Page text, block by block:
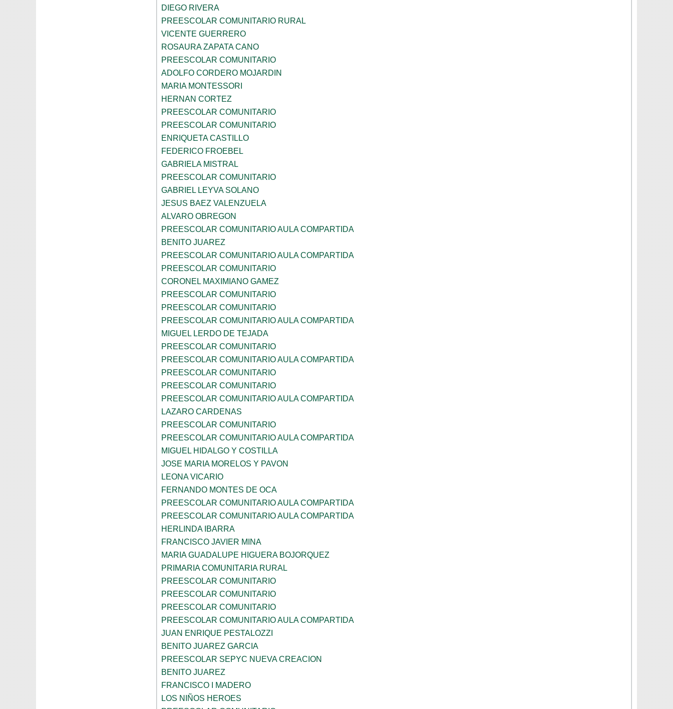
DIEGO RIVERA
PREESCOLAR COMUNITARIO RURAL
VICENTE GUERRERO
ROSAURA ZAPATA CANO
PREESCOLAR COMUNITARIO
ADOLFO CORDERO MOJARDIN
MARIA MONTESSORI
HERNAN CORTEZ
PREESCOLAR COMUNITARIO
PREESCOLAR COMUNITARIO
ENRIQUETA CASTILLO
FEDERICO FROEBEL
GABRIELA MISTRAL
PREESCOLAR COMUNITARIO
GABRIEL LEYVA SOLANO
JESUS BAEZ VALENZUELA
ALVARO OBREGON
PREESCOLAR COMUNITARIO AULA COMPARTIDA
BENITO JUAREZ
PREESCOLAR COMUNITARIO AULA COMPARTIDA
PREESCOLAR COMUNITARIO
CORONEL MAXIMIANO GAMEZ
PREESCOLAR COMUNITARIO
PREESCOLAR COMUNITARIO
PREESCOLAR COMUNITARIO AULA COMPARTIDA
MIGUEL LERDO DE TEJADA
PREESCOLAR COMUNITARIO
PREESCOLAR COMUNITARIO AULA COMPARTIDA
PREESCOLAR COMUNITARIO
PREESCOLAR COMUNITARIO
PREESCOLAR COMUNITARIO AULA COMPARTIDA
LAZARO CARDENAS
PREESCOLAR COMUNITARIO
PREESCOLAR COMUNITARIO AULA COMPARTIDA
MIGUEL HIDALGO Y COSTILLA
JOSE MARIA MORELOS Y PAVON
LEONA VICARIO
FERNANDO MONTES DE OCA
PREESCOLAR COMUNITARIO AULA COMPARTIDA
PREESCOLAR COMUNITARIO AULA COMPARTIDA
HERLINDA IBARRA
FRANCISCO JAVIER MINA
MARIA GUADALUPE HIGUERA BOJORQUEZ
PRIMARIA COMUNITARIA RURAL
PREESCOLAR COMUNITARIO
PREESCOLAR COMUNITARIO
PREESCOLAR COMUNITARIO
PREESCOLAR COMUNITARIO AULA COMPARTIDA
JUAN ENRIQUE PESTALOZZI
BENITO JUAREZ GARCIA
PREESCOLAR SEPYC NUEVA CREACION
BENITO JUAREZ
FRANCISCO I MADERO
LOS NIÑOS HEROES